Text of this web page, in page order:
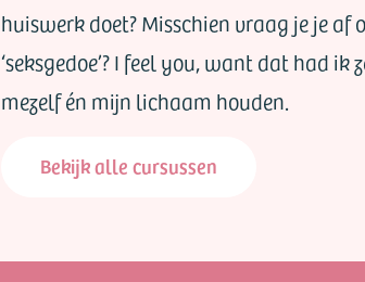
huiswerk doet? Misschien vraag je je
‘seksgedoe’? I feel you, want dat had
mezelf én mijn lichaam houden.
Bekijk alle cursussen